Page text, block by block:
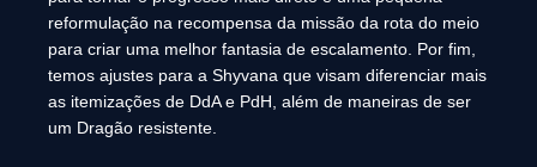
reformulação na recompensa da missão da rota do meio
para criar uma melhor fantasia de escalamento. Por fim,
temos ajustes para a Shyvana que visam diferenciar mais
as itemizações de DdA e PdH, além de maneiras de ser
um Dragão resistente.